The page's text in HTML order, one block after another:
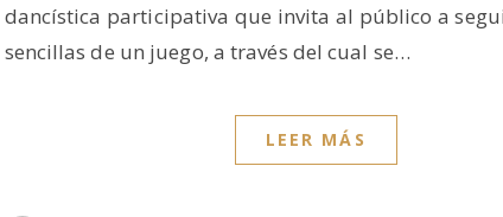
dancística participativa que invita al público a
sencillas de un juego, a través del cual se…
LEER MÁS